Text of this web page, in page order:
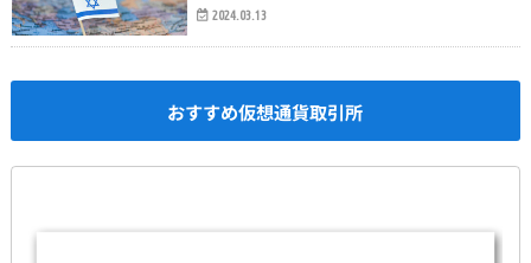
2024.03.13
おすすめ仮想通貨取引所